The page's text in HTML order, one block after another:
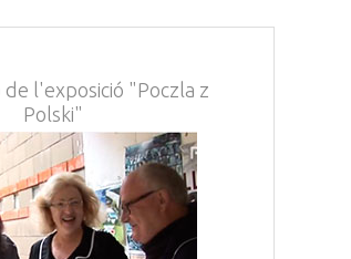
l'exposició "Poczla z
Polski"